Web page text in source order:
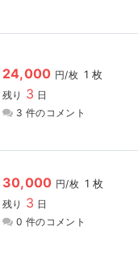
24,000 円/枚 1 枚
残り 3 日
3 件のコメント
30,000 円/枚 1 枚
残り 3 日
0 件のコメント